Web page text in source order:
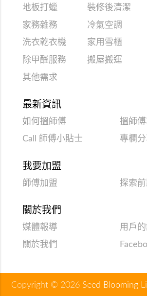
地板打蠟
裝修後清潔
家務雜務
冷氣空調
洗衣乾衣機
家用雪櫃
除甲醛服務
搬屋搬運
其他需求
最新資訊
如何搵師傅
搵師
Call 師傅小貼士
專欄
我要加盟
師傅加盟 探索
關於我們
媒體報導
用戶
關於我們
Copyright © 2026 Seed Blooming